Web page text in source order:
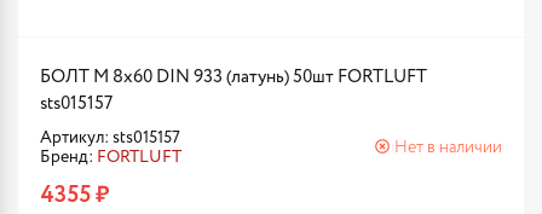
БОЛТ М 8х60 DIN 933 (латунь) 50шт FORTLUFT
sts015157
Артикул: sts015157
Бренд: FORTLUFT
Нет в наличии
4355 ₽